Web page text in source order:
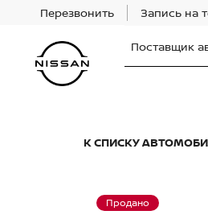
Перезвонить Запись на
Поставщик
К СПИСКУ
Продано